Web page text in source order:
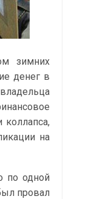
зимних
денег в
коллапса,
на
по одной
провал